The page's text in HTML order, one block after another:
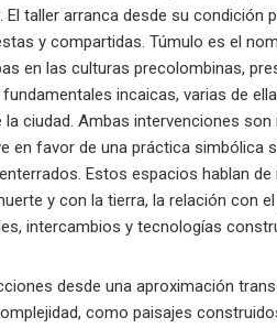
taller arranca desde su
y compartidas. Túmulo es el
en las culturas precolombinas,
incaicas, varias de
ciudad. Ambas intervenciones
en favor de una práctica simbólica
Estos espacios hablan
y con la tierra, la relación con
intercambios y tecnologías
desde una aproximación
como paisajes